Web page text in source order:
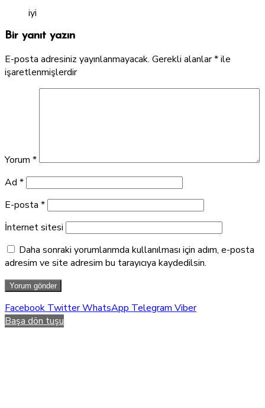
iyi
Bir yanıt yazın
E-posta adresiniz yayınlanmayacak. Gerekli alanlar*ile
işaretlenmişlerdir
Yorum *
Ad *
E-posta *
İnternet sitesi
Daha sonraki yorumlarımda kullanılması için adım, e-posta
adresim ve site adresim bu tarayıcıya kaydedilsin.
Facebook TwitterWhatsApp Telegram Viber
Başa dön tuşu